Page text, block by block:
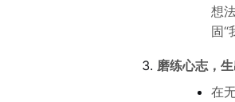
想
固“
磨练心志，
在